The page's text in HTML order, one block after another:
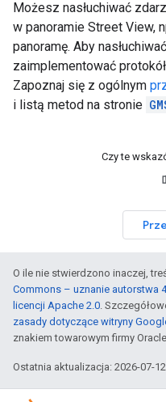
Możesz nasłuchiwać
w panoramie Street View,
panoramę. Aby
zaimplementować protokół
Zapoznaj się z ogólnym
i listą metod na stronie
Czy te
O ile nie stwierdzono inaczej,
Commons – uznanie autorstwa
licencji Apache 2.0.
zasady dotyczące witryny
znakiem towarowym firmy
Ostatnia aktualizacja: 2026-07-